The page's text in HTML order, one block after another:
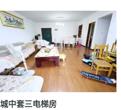
城中套三电梯房